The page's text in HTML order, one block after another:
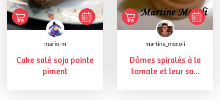
mario-m
Cake salé soja pointe
piment
martine_mecoli
Dômes spiralés à la
tomate et leur sa...